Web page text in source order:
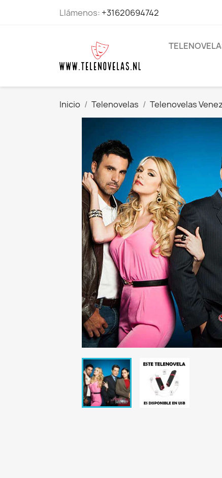
Llámenos: +31620694742
Inicio Telenovelas Telenovelas